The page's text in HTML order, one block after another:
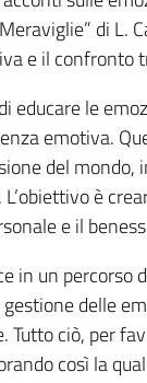
di L.
e il confronto
educare le
emotiva.
del mondo,
è
e il
in un
delle
Tutto ciò, per
così la